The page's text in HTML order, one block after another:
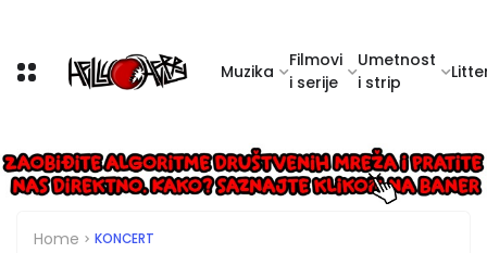
Muzika
Filmovi
i serije
Umetnost
i strip
Home KONCERT